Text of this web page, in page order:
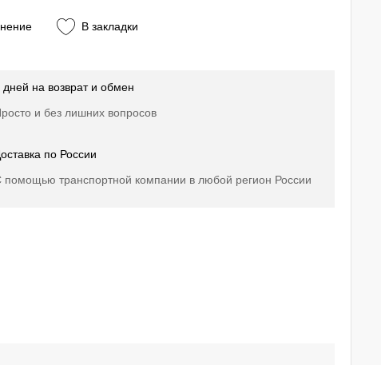
В закладки
дней на возврат и обмен
и без лишних вопросов
по России
помощью транспортной компании в любой регион России